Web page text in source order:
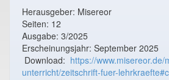
Herausgeber: Misereor
Seiten: 12
Ausgabe: 3/2025
Erscheinungsjahr: September 2025
Download: https://www.misereor.de/
unterricht/zeitschrift-fuer-